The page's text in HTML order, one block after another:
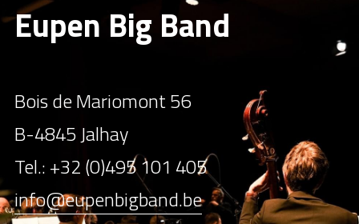
Eupen Big Band
Bois de Mariomont 56
B-4845 Jalhay
Tel.: +32 (0)495 101 405
info@eupenbigband.be